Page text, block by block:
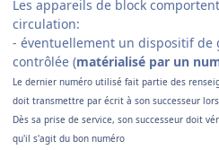
Les appareils de block
circulation:
- éventuellement un dispositif de
contrôlée (matérialisé par un
Le dernier numéro utilisé fait partie des
doit transmettre par écrit à son successeur
Dès sa prise de service, son successeur doit
qu'il s'agit du bon numéro